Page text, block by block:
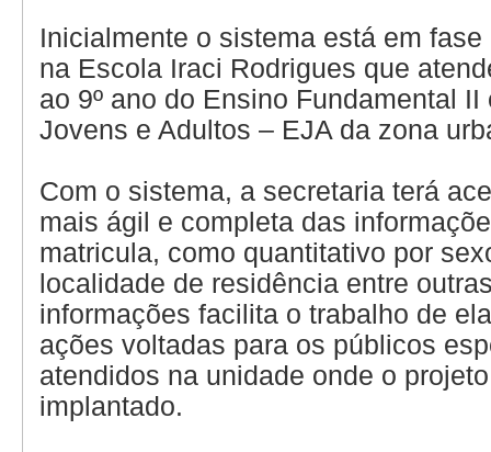
Inicialmente o sistema está em
na Escola Iraci Rodrigues que
ao 9º ano do Ensino Fundamental
Jovens e Adultos – EJA da zona
Com o sistema, a secretaria terá
mais ágil e completa das
matricula, como quantitativo por
localidade de residência entre
informações facilita o trabalho de
ações voltadas para os públicos
atendidos na unidade onde o
implantado.